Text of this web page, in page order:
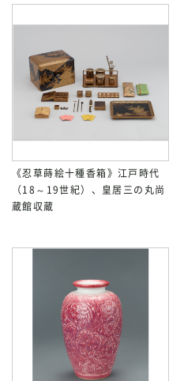
《忍草蒔絵十種香箱》江戸時代
（18～19世紀）、皇居三の丸尚
蔵館収蔵